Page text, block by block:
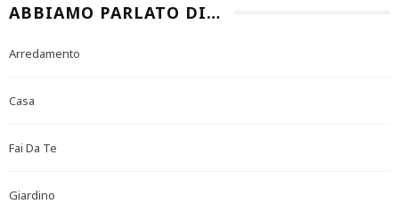
ABBIAMO PARLATO DI…
Arredamento
Casa
Fai Da Te
Giardino